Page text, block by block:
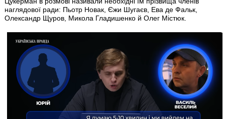
наглядової ради: Пьотр Новак, Єжи Шугаєв, Ева де Фальк,
Олександр Щуров, Микола Гладишенко й Олег Містюк.